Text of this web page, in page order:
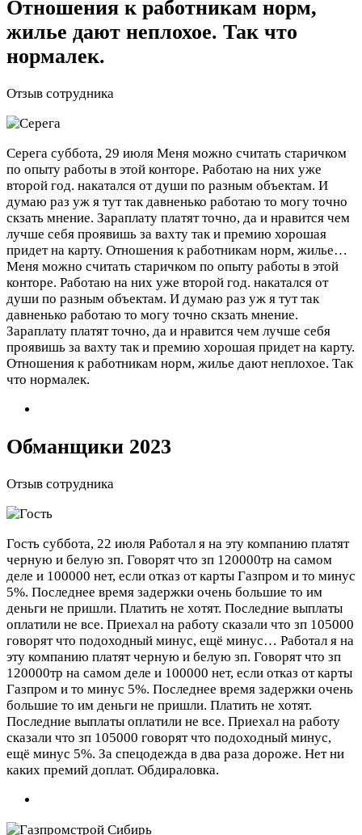
Отношения к работникам норм,
жилье дают неплохое. Так что
нормалек.
Отзыв сотрудника
Серега суббота, 29 июля Меня можно считать старичком
по опыту работы в этой конторе. Работаю на них уже
второй год. накатался от души по разным объектам. И
думаю раз уж я тут так давненько работаю то могу точно
скзать мнение. Зараплату платят точно, да и нравится чем
лучше себя проявишь за вахту так и премию хорошая
придет на карту. Отношения к работникам норм, жилье…
Меня можно считать старичком по опыту работы в этой
конторе. Работаю на них уже второй год. накатался от
души по разным объектам. И думаю раз уж я тут так
давненько работаю то могу точно скзать мнение.
Зараплату платят точно, да и нравится чем лучше себя
проявишь за вахту так и премию хорошая придет на карту.
Отношения к работникам норм, жилье дают неплохое. Так
что нормалек.
Обманщики 2023
Отзыв сотрудника
Гость суббота, 22 июля Работал я на эту компанию платят
черную и белую зп. Говорят что зп 120000тр на самом
деле и 100000 нет, если отказ от карты Газпром и то минус
5%. Последнее время задержки очень большие то им
деньги не пришли. Платить не хотят. Последние выплаты
оплатили не все. Приехал на работу сказали что зп 105000
говорят что подоходный минус, ещё минус… Работал я на
эту компанию платят черную и белую зп. Говорят что зп
120000тр на самом деле и 100000 нет, если отказ от карты
Газпром и то минус 5%. Последнее время задержки очень
большие то им деньги не пришли. Платить не хотят.
Последние выплаты оплатили не все. Приехал на работу
сказали что зп 105000 говорят что подоходный минус,
ещё минус 5%. За спецодежда в два раза дороже. Нет ни
каких премий доплат. Обдираловка.